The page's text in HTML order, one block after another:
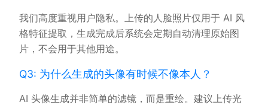
我们高度重视用户隐私。上传的人脸照片仅用于 AI 风
格特征提取，生成完成后系统会定期自动清理原始图
片，不会用于其他用途。
Q3: 为什么生成的头像有时候不像本人？
AI 头像生成并非简单的滤镜，而是重绘。建议上传光